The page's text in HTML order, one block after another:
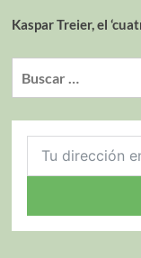
Kaspar Treier, el